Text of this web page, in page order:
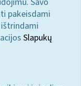
pakeisdami
Slapukų